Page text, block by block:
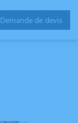
Demande de devis